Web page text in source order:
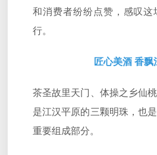
和消费者纷纷点赞，感叹
行。
匠心美酒 香飘
茶圣故里天门、体操之乡仙
是江汉平原的三颗明珠，也
重要组成部分。